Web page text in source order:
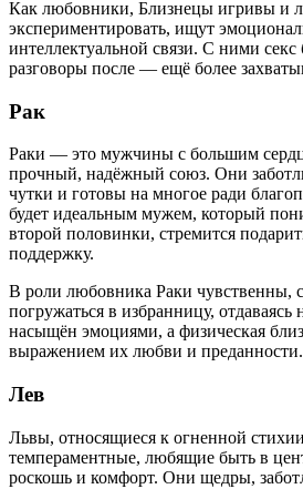
Как любовники, Близнецы игривы и
экспериментировать, ищут
интеллектуальной связи. С ними секс
разговоры после — ещё более
Рак
Раки — это мужчины с большим
прочный, надёжный союз. Они
чутки и готовы на многое ради
будет идеальным мужем, который
второй половинки, стремится
поддержку.
В роли любовника Раки чувственны,
погружаться в избранницу, отдаваясь
насыщён эмоциями, а физическая
выражением их любви и преданности.
Лев
Львы, относящиеся к огненной
темпераментные, любящие быть в
роскошь и комфорт. Они щедры,